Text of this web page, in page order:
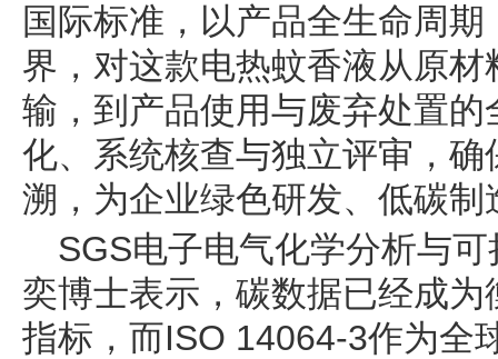
国际标准，以产品全生命周
界，对这款电热蚊香液从原
输，到产品使用与废弃处置
化、系统核查与独立评审，
溯，为企业绿色研发、低碳
SGS电子电气化学分析与
奕博士表示，碳数据已经成
指标，而ISO 14064-3作为全